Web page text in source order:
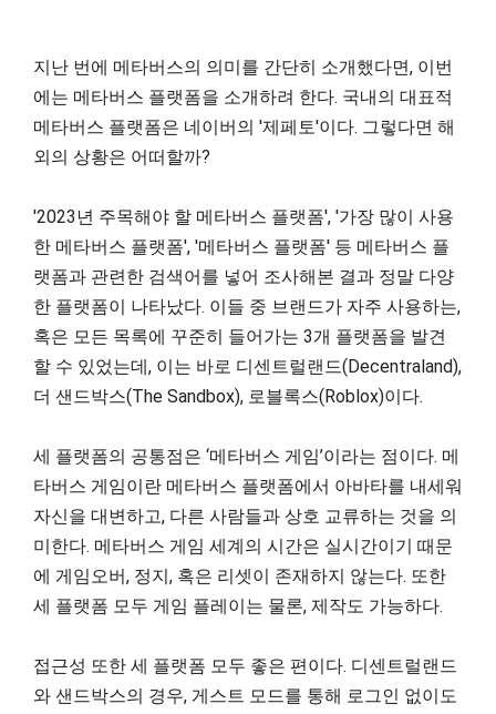
지난 번에 메타버스의 의미를 간단히 소개했다면, 이번
에는 메타버스 플랫폼을 소개하려 한다. 국내의 대표적
메타버스 플랫폼은 네이버의 '제페토'이다. 그렇다면 해
외의 상황은 어떠할까?
'2023년 주목해야 할 메타버스 플랫폼', '가장 많이 사용
한 메타버스 플랫폼', '메타버스 플랫폼' 등 메타버스 플
랫폼과 관련한 검색어를 넣어 조사해본 결과 정말 다양
한 플랫폼이 나타났다. 이들 중 브랜드가 자주 사용하는,
혹은 모든 목록에 꾸준히 들어가는 3개 플랫폼을 발견
할 수 있었는데, 이는 바로 디센트럴랜드(Decentraland),
더 샌드박스(The Sandbox), 로블록스(Roblox)이다.
세 플랫폼의 공통점은 ‘메타버스 게임’이라는 점이다. 메
타버스 게임이란 메타버스 플랫폼에서 아바타를 내세워
자신을 대변하고, 다른 사람들과 상호 교류하는 것을 의
미한다. 메타버스 게임 세계의 시간은 실시간이기 때문
에 게임오버, 정지, 혹은 리셋이 존재하지 않는다. 또한
세 플랫폼 모두 게임 플레이는 물론, 제작도 가능하다.
접근성 또한 세 플랫폼 모두 좋은 편이다. 디센트럴랜드
와 샌드박스의 경우, 게스트 모드를 통해 로그인 없이도